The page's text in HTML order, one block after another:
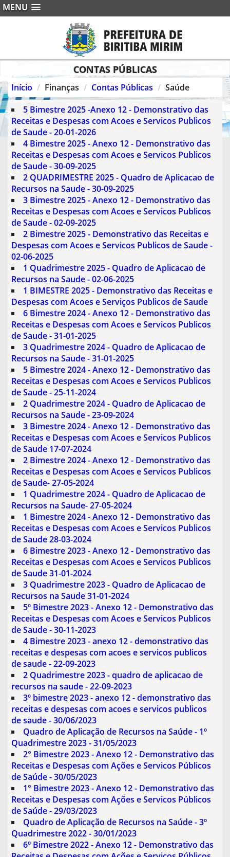
MENU
CONTAS PÚBLICAS
Início Finanças Contas Públicas
Saúde
5 Bimestre 2025 -Anexo 12 - Demonstrativo das
Receitas e Despesas com Acoes e Servicos Publicos
de Saude - 20-01-2026
4 Bimestre 2025 - Anexo 12 - Demonstrativo das
Receitas e Despesas com Acoes e Servicos Publicos
de Saude - 30-09-2025
2 QUADRIMESTRE 2025 - Quadro de Aplicacao de
Recursos na Saude - 30-09-2025
3 Bimestre 2025 - Anexo 12 - Demonstrativo das
Receitas e Despesas com Acoes e Servicos Publicos
de Saude - 02-09-2025
2 Bimestre 2025 - Demonstrativo das Receitas e
Despesas com Acoes e Servicos Publicos de Saude -
02-06-2025
1 Quadrimestre 2025 - Quadro de Aplicacao de
Recursos na Saude - 02-06-2025
1 BIMESTRE 2025 - Demonstrativo das Receitas e
Despesas com Acoes e Serviços Publicos de Saude
6 Bimestre 2024 - Anexo 12 - Demonstrativo das
Receitas e Despesas com Acoes e Servicos Publicos
de Saude - 31-01-2025
3 Quadrimestre 2024 - Quadro de Aplicacao de
Recursos na Saude - 31-01-2025
5 Bimestre 2024 - Anexo 12 - Demonstrativo das
Receitas e Despesas com Acoes e Servicos Publicos
de Saude - 25-11-2024
2 Quadrimestre 2024 - Quadro de Aplicacao de
Recursos na Saude - 23-09-2024
3 Bimestre 2024 - Anexo 12 - Demonstrativo das
Receitas e Despesas com Acoes e Servicos Publicos
de Saude 17-07-2024
2 Bimestre 2024 - Anexo 12 - Demonstrativo das
Receitas e Despesas com Acoes e Servicos Publicos
de Saude- 27-05-2024
1 Quadrimestre 2024 - Quadro de Aplicacao de
Recursos na Saude- 27-05-2024
1 Bimestre 2024 - Anexo 12 - Demonstrativo das
Receitas e Despesas com Acoes e Servicos Publicos
de Saude 28-03-2024
6 Bimestre 2023 - Anexo 12 - Demonstrativo das
Receitas e Despesas com Acoes e Servicos Publicos
de Saude 31-01-2024
3 Quadrimestre 2023 - Quadro de Aplicacao de
Recursos na Saude 31-01-2024
5º Bimestre 2023 - Anexo 12 - Demonstrativo das
Receitas e Despesas com Acoes e Servicos Publicos
de Saude - 30-11-2023
4 Bimestre 2023 - anexo 12 - demonstrativo das
receitas e despesas com acoes e servicos publicos
de saude - 22-09-2023
2 Quadrimestre 2023 - quadro de aplicacao de
recursos na saude - 22-09-2023
3º bimestre 2023 - anexo 12 - demonstrativo das
receitas e despesas com acoes e servicos publicos
de saude - 30/06/2023
Quadro de Aplicação de Recursos na Saúde - 1º
Quadrimestre 2023 - 31/05/2023
2° Bimestre 2023 - Anexo 12 - Demonstrativo das
Receitas e Despesas com Ações e Servicos Públicos
de Saúde - 30/05/2023
1° Bimestre 2023 - Anexo 12 - Demonstrativo das
Receitas e Despesas com Ações e Servicos Públicos
de Saúde - 29/03/2023
Quadro de Aplicação de Recursos na Saúde - 3º
Quadrimestre 2022 - 30/01/2023
6º Bimestre 2022 - Anexo 12 - Demonstrativo das